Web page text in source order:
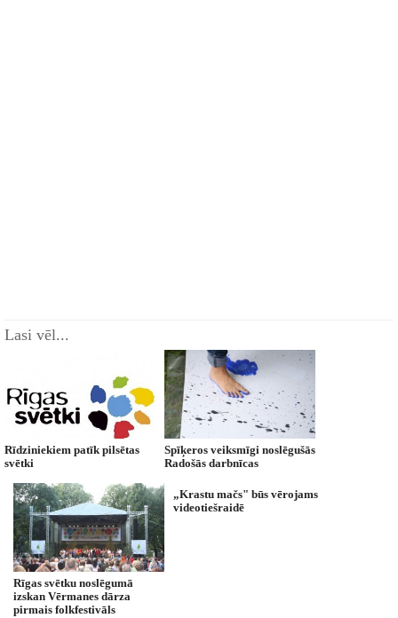
Lasi vēl...
Rīdziniekiem patīk pilsētas
svētki
Spīķeros veiksmīgi noslēgušās
Radošās darbnīcas
Rīgas svētku noslēgumā
izskan Vērmanes dārza
pirmais folkfestivāls
„Krastu mačs" būs vērojams
videotiešraidē